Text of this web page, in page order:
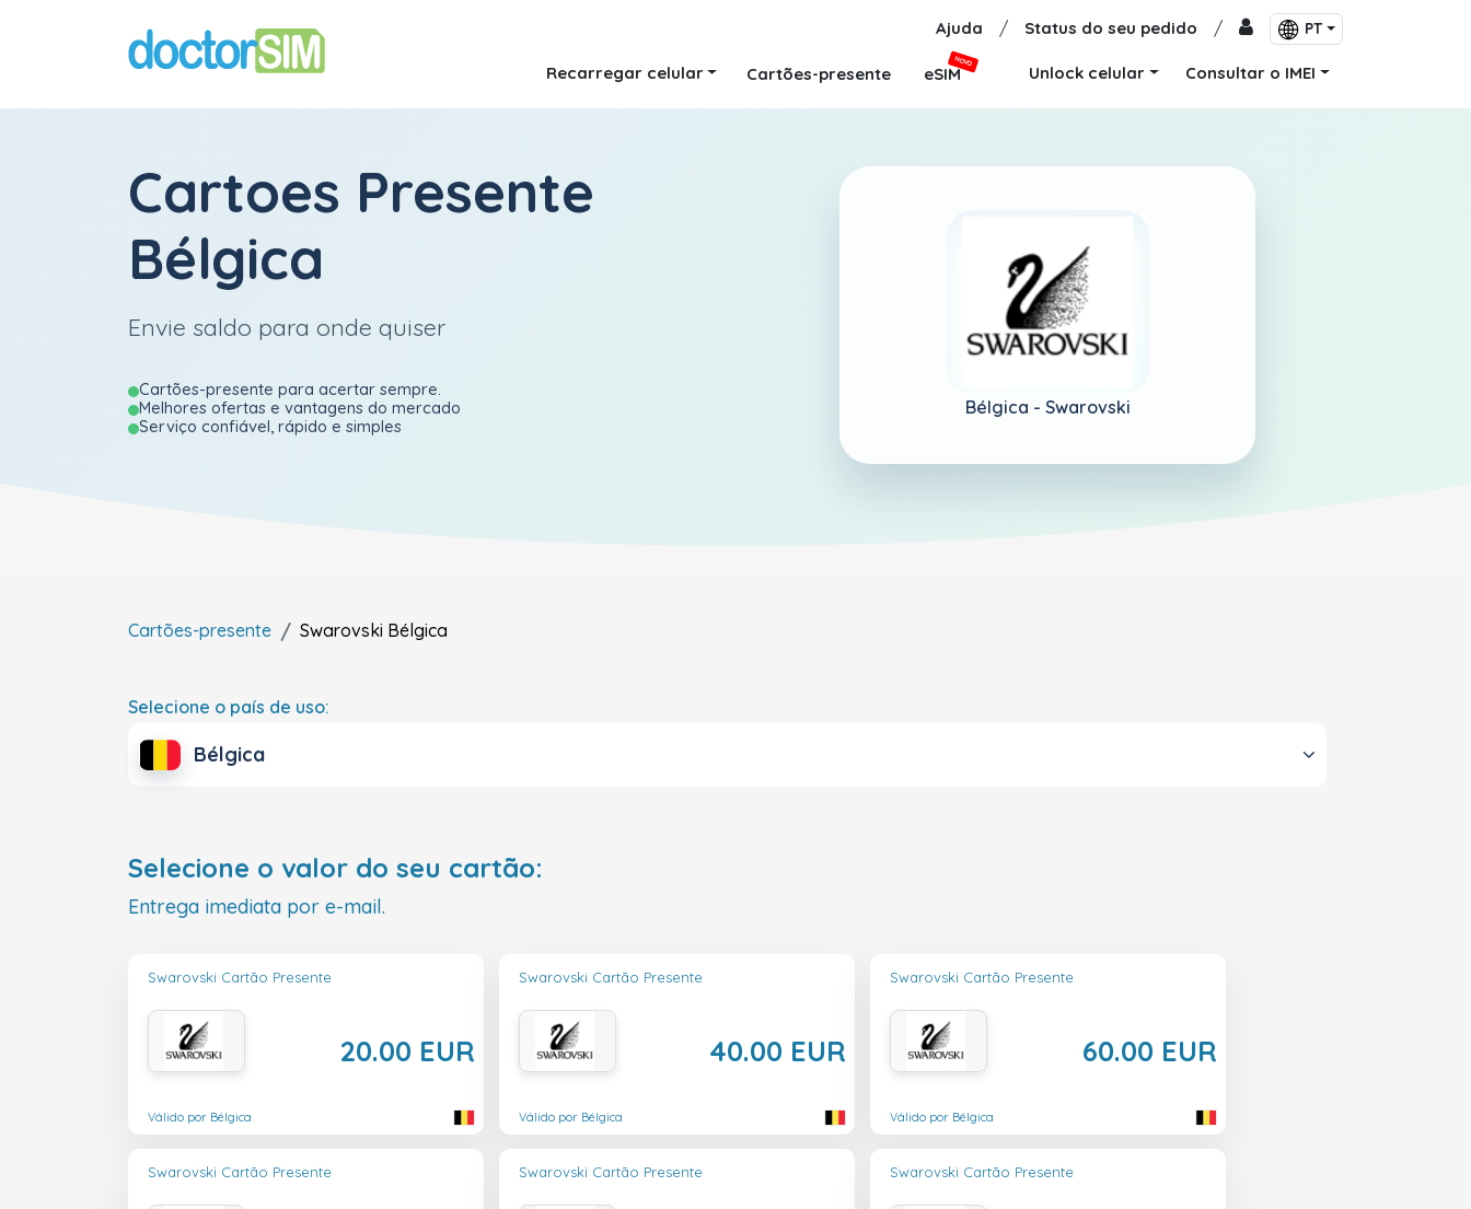
Ajuda / Status do seu pedido / PT
Recarregar celular Cartões-presente eSIM
NOVO
Unlock celular Consultar o IMEI
Cartoes Presente
Bélgica
Envie saldo para onde quiser
Cartões-presente para acertar sempre.
Melhores ofertas e vantagens do mercado
Serviço confiável, rápido e simples
Bélgica - Swarovski
Cartões-presente Swarovski Bélgica
Selecione o país de uso:
Bélgica
Selecione o valor do seu cartão:
Entrega imediata por e-mail.
Swarovski Cartão Presente
20.00 EUR
Válido por Bélgica
Swarovski Cartão Presente
40.00 EUR
Válido por Bélgica
Swarovski Cartão Presente
60.00 EUR
Válido por Bélgica
Swarovski Cartão Presente Swarovski Cartão Presente Swarovski Cartão Presente